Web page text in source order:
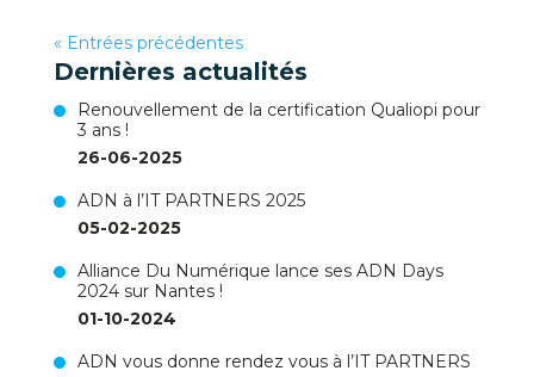
« Entrées précédentes
Dernières actualités
Renouvellement de la certification Qualiopi pour
3 ans !
26-06-2025
ADN à l’IT PARTNERS 2025
05-02-2025
Alliance Du Numérique lance ses ADN Days
2024 sur Nantes !
01-10-2024
ADN vous donne rendez vous à l’IT PARTNERS